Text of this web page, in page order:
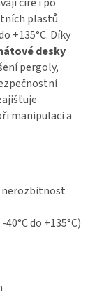
plastů
+135°C. Díky
desky
pergoly,
manipulaci a
do +135°C)